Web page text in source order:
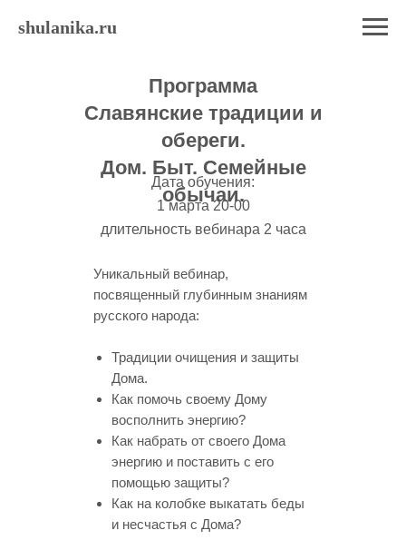
shulanika.ru
Программа
Славянские традиции и
обереги.
Дом. Быт. Семейные
обычаи.
Дата обучения:
1 марта 20-00
длительность вебинара 2 часа
Уникальный вебинар,
посвященный глубинным знаниям
русского народа:
Традиции очищения и защиты
Дома.
Как помочь своему Дому
восполнить энергию?
Как набрать от своего Дома
энергию и поставить с его
помощью защиты?
Как на колобке выкатать беды
и несчастья с Дома?